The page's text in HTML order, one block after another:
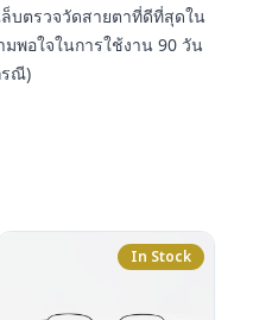
บตรวจวัดสายตาที่ดีที่สุดใน
พอใจในการใช้งาน 90 วัน
รณี)
In Stock